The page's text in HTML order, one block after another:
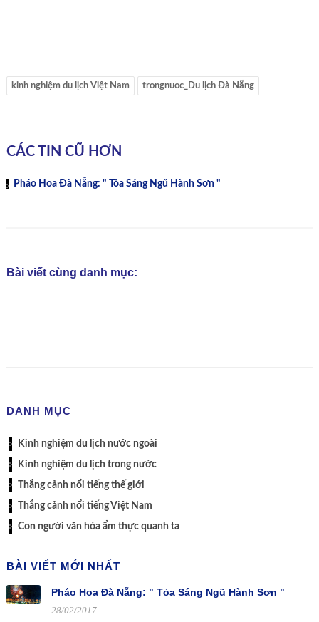
kinh nghiệm du lịch Việt Nam trongnuoc_Du lịch Đà Nẵng
CÁC TIN CŨ HƠN
Pháo Hoa Đà Nẵng: " Tỏa Sáng Ngũ Hành Sơn "
Bài viết cùng danh mục:
DANH MỤC
Kinh nghiệm du lịch nước ngoài
Kinh nghiệm du lịch trong nước
Thắng cảnh nổi tiếng thế giới
Thắng cảnh nổi tiếng Việt Nam
Con người văn hóa ẩm thực quanh ta
BÀI VIẾT MỚI NHẤT
Pháo Hoa Đà Nẵng: " Tỏa Sáng Ngũ Hành Sơn "
28/02/2017